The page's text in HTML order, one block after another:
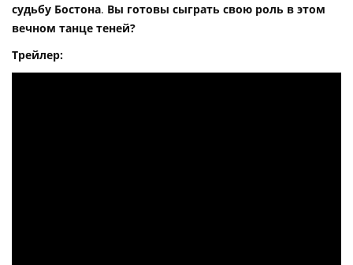
судьбу Бостона. Вы готовы сыграть свою роль в этом
вечном танце теней?
Трейлер: